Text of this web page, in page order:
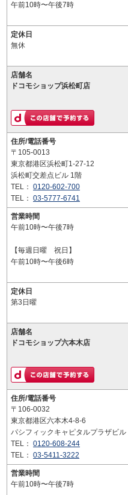
午前10時〜午後7時
定休日
無休
店舗名
ドコモショップ浜松町店
住所/電話番号
〒105-0013
東京都港区浜松町1-27-12
浜松町交差点ビル 1階
TEL： 0120-602-700
TEL： 03-5777-6741
営業時間
午前10時〜午後7時
【毎週日曜 祝日】
午前10時〜午後6時
定休日
第3日曜
店舗名
ドコモショップ六本木店
住所/電話番号
〒106-0032
東京都港区六本木4-8-6
パシフィックキャピタルプラザビル
TEL： 0120-608-244
TEL： 03-5411-3222
営業時間
午前10時〜午後7時